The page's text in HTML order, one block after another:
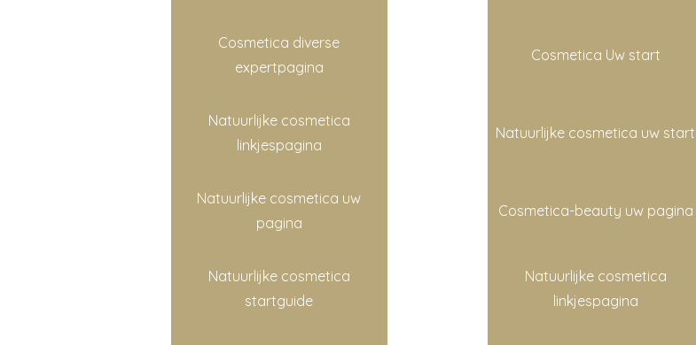
Cosmetica diverse
expertpagina
Cosmetica Uw start
Natuurlijke cosmetica
linkjespagina
Natuurlijke cosmetica uw start
Natuurlijke cosmetica uw
pagina
Cosmetica-beauty uw pagina
Natuurlijke cosmetica
startguide
Natuurlijke cosmetica
linkjespagina